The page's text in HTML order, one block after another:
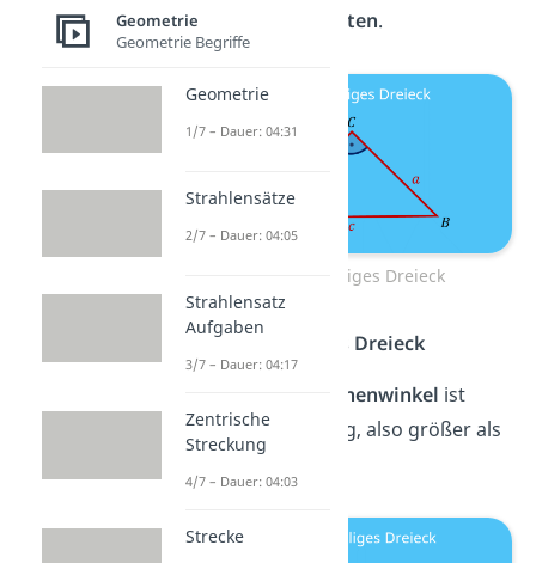
Katheten.
Rechtwinkliges Dreieck
Stumpfwinkliges Dreieck
ein Innenwinkel ist
stumpfwinklig, also größer als
Geometrie
Geometrie Begriffe
Geometrie
1/7 – Dauer: 04:31
Strahlensätze
2/7 – Dauer: 04:05
Strahlensatz
Aufgaben
3/7 – Dauer: 04:17
Zentrische
Streckung
4/7 – Dauer: 04:03
Strecke